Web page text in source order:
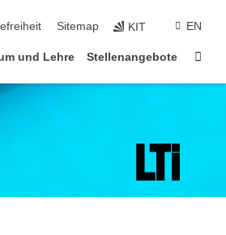
Sitemap KIT EN
und Lehre Stellenangebote